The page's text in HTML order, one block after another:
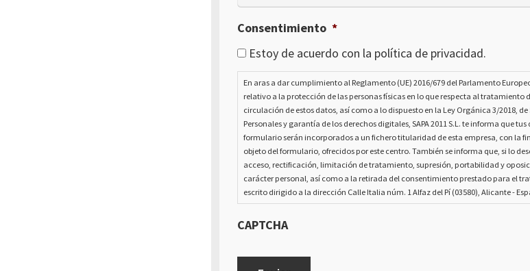
Consentimiento *
Estoy de acuerdo con la política de privacidad.
En aras a dar cumplimiento al Reglamento (UE) 2016/679 del Parlamento
relativo a la protección de las personas físicas en lo que respecta al tratamiento
circulación de estos datos, así como a lo dispuesto en la Ley Orgánica 3/2018,
Personales y garantía de los derechos digitales, SAPA 2011 S.L. te informa que
formulario serán incorporados a un fichero titularidad de esta empresa, con la
objeto del formulario, ofrecidos por este centro. También se informa que, si lo
acceso, rectificación, limitación de tratamiento, supresión, portabilidad y
carácter personal, así como a la retirada del consentimiento prestado para el
escrito dirigido a la dirección Calle Italia núm. 1 Alfaz del Pí (03580), Alicante -
CAPTCHA